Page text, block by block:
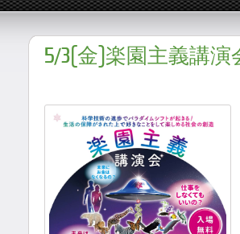
5/3(金)楽園主義講演